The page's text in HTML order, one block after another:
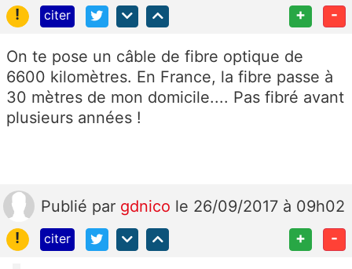
!
citer + -
On te pose un câble de fibre optique de
6600 kilomètres. En France, la fibre passe à
30 mètres de mon domicile.... Pas fibré avant
plusieurs années !
Publié par gdnico le 26/09/2017 à 09h02
!
citer + -